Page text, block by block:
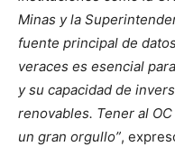
Minas y la
fuente principal de
veraces es esencial
y su capacidad de
renovables. Tener al
un gran orgullo”,